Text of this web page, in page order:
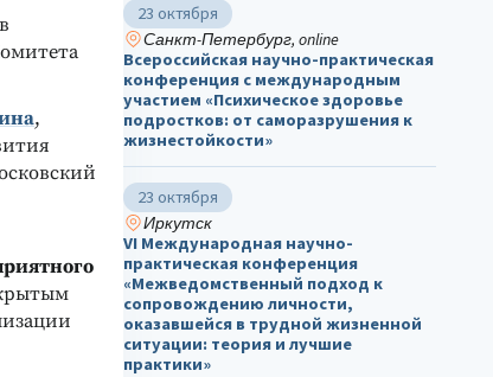
,
23 октября
Санкт-Петербург, online
Всероссийская научно-практическая
конференция с международным
участием «Психическое здоровье
подростков: от саморазрушения к
жизнестойкости»
23 октября
Иркутск
VI Международная научно-
практическая конференция
«Межведомственный подход к
сопровождению личности,
оказавшейся в трудной жизненной
ситуации: теория и лучшие
практики»